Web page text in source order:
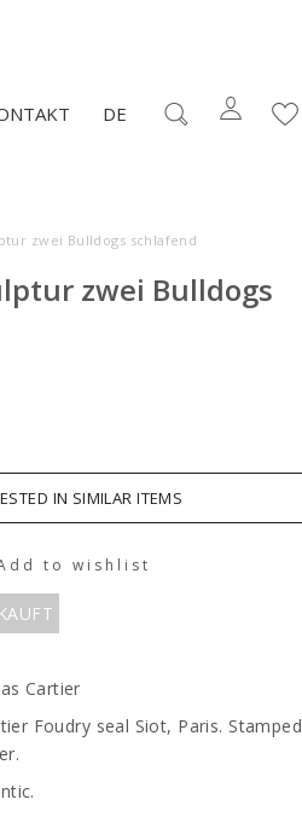
DE
zwei Bulldogs schlafend
zwei Bulldogs
IN SIMILAR ITEMS
to wishlist
Cartier
Foudry seal Siot, Paris. Stamped